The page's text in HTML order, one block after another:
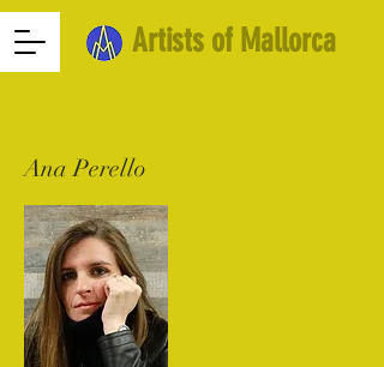
Artists of Mallorca
Ana Perello